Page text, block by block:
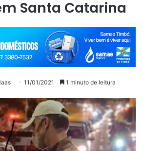
Santa Catarina
11/01/2021 1 minuto de leitura